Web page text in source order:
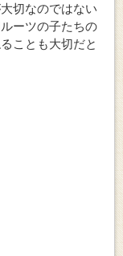
切なのではない
ーツの子たちの
ことも大切だと